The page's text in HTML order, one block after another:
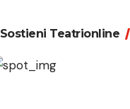
Sostieni Teatrionline